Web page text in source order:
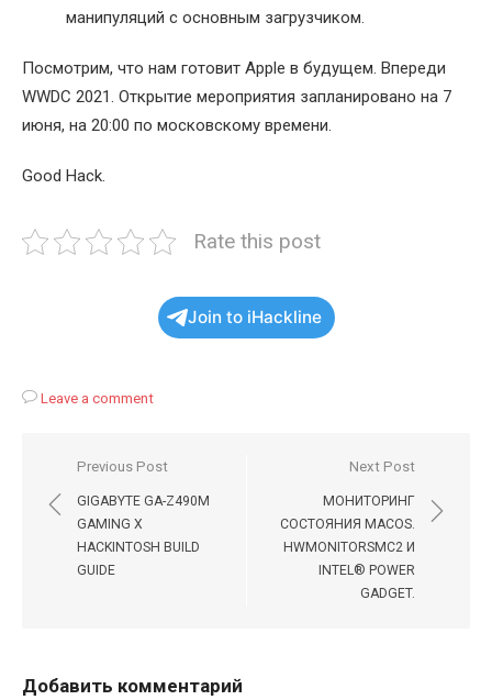
манипуляций с основным загрузчиком.
Посмотрим, что нам готовит Apple в будущем. Впереди
WWDC 2021. Открытие мероприятия запланировано на 7
июня, на 20:00 по московскому времени.
Good Hack.
Rate this post
Join to iHackline
Leave a comment
Навигация
по
записям
Previous Post
GIGABYTE GA-Z490M
GAMING X
HACKINTOSH BUILD
GUIDE
Next Post
МОНИТОРИНГ
СОСТОЯНИЯ MACOS.
HWMONITORSMC2 И
INTEL® POWER
GADGET.
Добавить комментарий